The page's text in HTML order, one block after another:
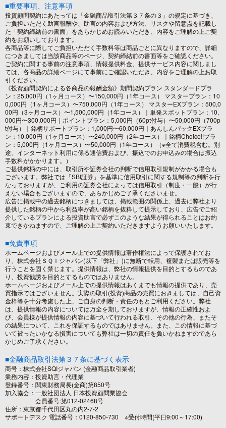
■重要事項、注意事項
投資顧問契約にあたっては「金融商品取引法第３７条の３」の規定に基づき、
ご負担いただく助言報酬や、助言の内容および方法、リスクや留意点を記載し
た「契約締結前の書面」をあらかじめお読みいただき、内容をご理解の上ご契
約をお願いしております。
各商品等に際してご負担いただく手数料等は商品ごとに異なりますので、詳細
につきましては当該商品等のページ、契約締結前の書面等をご確認ください。
ご契約に関する事前の注意事項、情報提供料金、提供サービス内容に関しまし
ては、各商品の詳細ページにて事前にご確認いただき、内容をご理解の上お取
引ください。
《投資顧問契約による各商品の報酬金額》期間契約プラン スタンダードプラ
ン：25,000円（1ヶ月コース）〜150,000円（1年コース） マスタープラン：10
0,000円（1ヶ月コース）〜750,000円（1年コース） マスターEXプラン：500,0
00円（3ヶ月コース）〜1,500,000円（1年コース）｜単発スポットプラン：10,
000円〜300,000円｜ポイントプラン：5,000円（60pt付与）〜50,000円（700p
t付与）｜銘柄サポートプラン：1,000円〜60,000円｜あんしんパックEXプラ
ン：10,000円（1ヶ月コース）〜240,000円（2年コース）｜銘柄Choice!!プラ
ン：5,000円（1ヶ月コース）〜50,000円（1年コース）（※全て消費税含む。別
途、インターネット利用に係る通信費および、振込でのお申込みの場合は振込
手数料がかかります。）
ご提供銘柄の中には、取引所や証券会社の判断で信用取引規制がかかる場合も
ございます。弊社では「SBI証券」を基準に信用取引に関する規制等の判断を行
なっておりますが、ご利用の証券会社によっては信用取引（制度・一般）が行
えない場合もございますので、あらかじめご了承くださいませ。
広告に掲載中の過去銘柄につきましては、掲載範囲の関係上、過去に弊社より
提供した銘柄の中から利益率が高い銘柄を抜粋して提示しており、広告でご紹
介しているプランによる投資助言で必ずこのような結果が得られることはお約
束できかねますので、ご理解の上ご契約いただきますようお願いいたします。
■免責事項
ホームページおよびメール上での提供情報は著作権法によって保護されてお
り、株式会社ＳＱＩジャパン(以下「弊社」)に無断で転用、複製または販売等を
行うことを固く禁じます。提供情報は、弊社の情報提供を目的とするものであ
り、投資勧誘を目的とするものではありません。
ホームページおよびメール上での提供情報はあくまでも情報の提供であり、売
買指示ではございません。実際の取引(投資)商品の売買におきましては、自己資
金枠等を十分考慮した上、ご自身の判断・責任のもとご利用ください。弊社
は、提供情報の内容については万全を期しておりますが、情報の正確性およ
び、会員様が提供情報の内容に基づいて行われる取引、その他の行為、またそ
の結果について、これを保証するものではありません。また、この情報に基づ
いて被ったいかなる損害についても弊社は一切の責任を負いかねますのであら
かじめご了承ください。
■金融商品取引法第３７条に基づく表示
商号：株式会社SQIジャパン (金融商品取引業者)
業務内容：投資助言・代理業
登録番号：関東財務局長(金商)第850号
加入協会：一般社団法人 日本投資顧問業協会
会員番号:第012-02468号
住所：東京都千代田区丸の内2-7-2
サポートデスク 電話番号：0120-850-730 ※受付時間(平日9:00～17:00)